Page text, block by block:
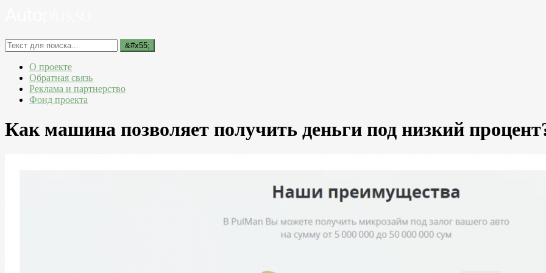
О проекте
Обратная связь
Реклама и партнерство
Фонд проекта
Как машина позволяет получить деньги под низкий